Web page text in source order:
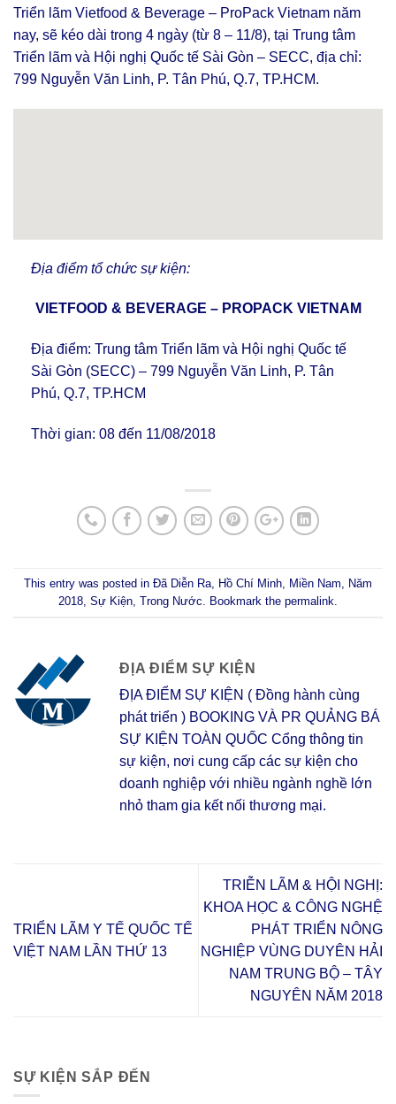
Triển lãm Vietfood & Beverage – ProPack Vietnam năm
nay, sẽ kéo dài trong 4 ngày (từ 8 – 11/8), tại Trung tâm
Triển lãm và Hội nghị Quốc tế Sài Gòn – SECC, địa chỉ:
799 Nguyễn Văn Linh, P. Tân Phú, Q.7, TP.HCM.
Địa điểm tổ chức sự kiện:
VIETFOOD & BEVERAGE – PROPACK VIETNAM
Địa điểm: Trung tâm Triển lãm và Hội nghị Quốc tế
Sài Gòn (SECC) – 799 Nguyễn Văn Linh, P. Tân
Phú, Q.7, TP.HCM
Thời gian: 08 đến 11/08/2018
This entry was posted in Đã Diễn Ra Hồ Chí Minh Miền Nam
Năm
2018 Sự Kiện Trong Nước . Bookmark the permalink
ĐỊA ĐIỂM SỰ KIỆN
ĐỊA ĐIỂM SỰ KIỆN ( Đồng hành cùng
phát triển ) BOOKING VÀ PR QUẢNG BÁ
SỰ KIỆN TOÀN QUỐC Cổng thông tin
sự kiện, nơi cung cấp các sự kiện cho
doanh nghiệp với nhiều ngành nghề lớn
nhỏ tham gia kết nối thương mại.
TRIỂN LÃM Y TẾ QUỐC TẾ
VIỆT NAM LẦN THỨ 13
TRIỄN LÃM & HỘI NGHỊ:
KHOA HỌC & CÔNG NGHỆ
PHÁT TRIỂN NÔNG
NGHIỆP VÙNG DUYÊN HẢI
NAM TRUNG BỘ – TÂY
NGUYÊN NĂM 2018
SỰ KIỆN SẮP ĐẾN